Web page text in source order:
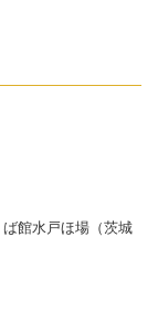
館水戸ほ場（茨城